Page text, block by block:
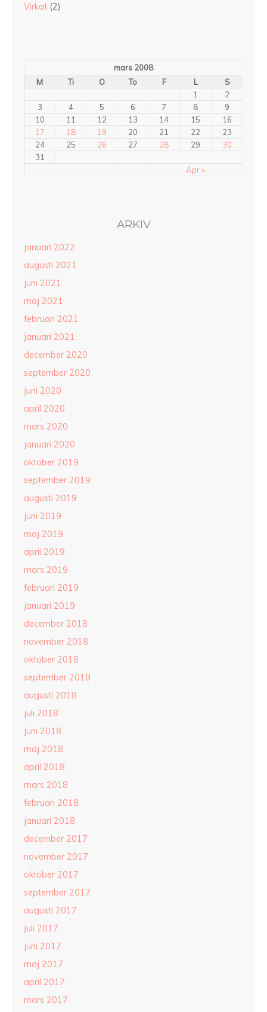
Virkat (2)
mars 2008
M
Ti O To F L S
Apr »
1
2
3
4 5 6 7 8
9
10
11 12 13 14 15
16
17
18 19 20 21 22
23
24
25 26 27 28 29
30
31
ARKIV
januari 2022
augusti 2021
juni 2021
maj 2021
februari 2021
januari 2021
december 2020
september 2020
juni 2020
april 2020
mars 2020
januari 2020
oktober 2019
september 2019
augusti 2019
juni 2019
maj 2019
april 2019
mars 2019
februari 2019
januari 2019
december 2018
november 2018
oktober 2018
september 2018
augusti 2018
juli 2018
juni 2018
maj 2018
april 2018
mars 2018
februari 2018
januari 2018
december 2017
november 2017
oktober 2017
september 2017
augusti 2017
juli 2017
juni 2017
maj 2017
april 2017
mars 2017